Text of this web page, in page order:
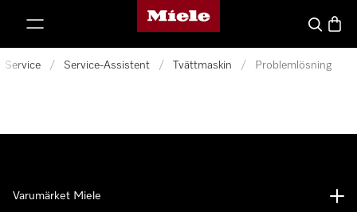
Mieles hemsida
Sök
Service / Service-Assistent / Tvättmaskin / Problemlösning
Varumärket Miele